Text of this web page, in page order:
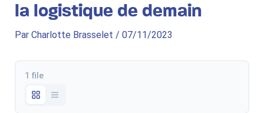
la logistique de demain
Par Charlotte Brasselet / 07/11/2023
1 file